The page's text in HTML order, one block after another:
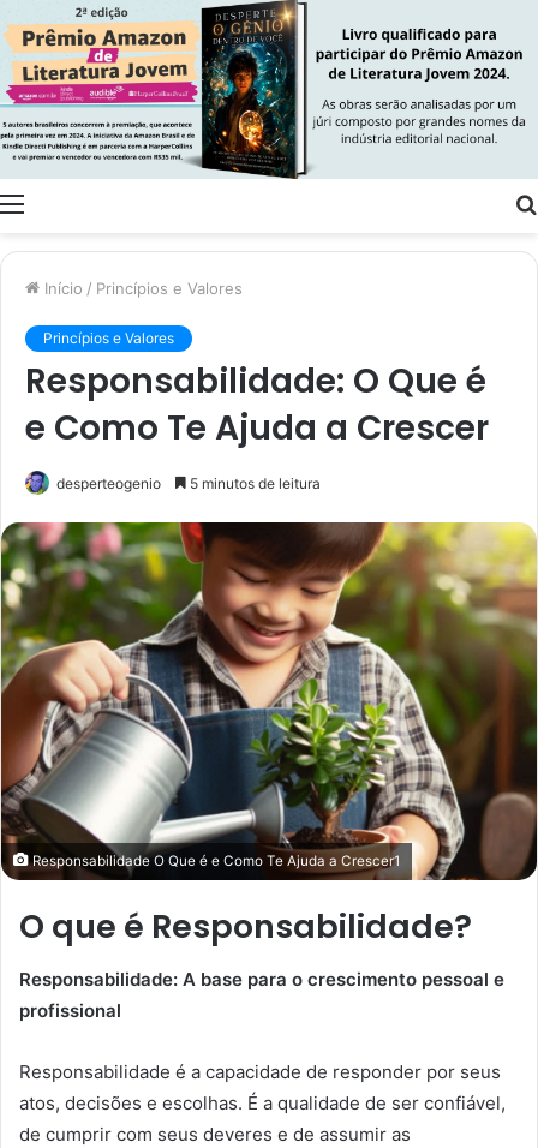
Menu
Início / Princípios e Valores
Princípios e Valores
Responsabilidade: O Que é
e Como Te Ajuda a Crescer
desperteogenio 5 minutos de leitura
Responsabilidade O Que é e Como Te Ajuda a Crescer1
O que é Responsabilidade?
Responsabilidade: A base para o crescimento pessoal e
profissional
Responsabilidade é a capacidade de responder por seus
atos, decisões e escolhas. É a qualidade de ser confiável,
de cumprir com seus deveres e de assumir as